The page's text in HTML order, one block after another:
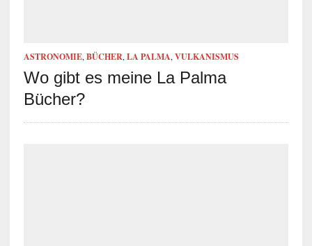
ASTRONOMIE, BÜCHER, LA PALMA, VULKANISMUS
Wo gibt es meine La Palma
Bücher?